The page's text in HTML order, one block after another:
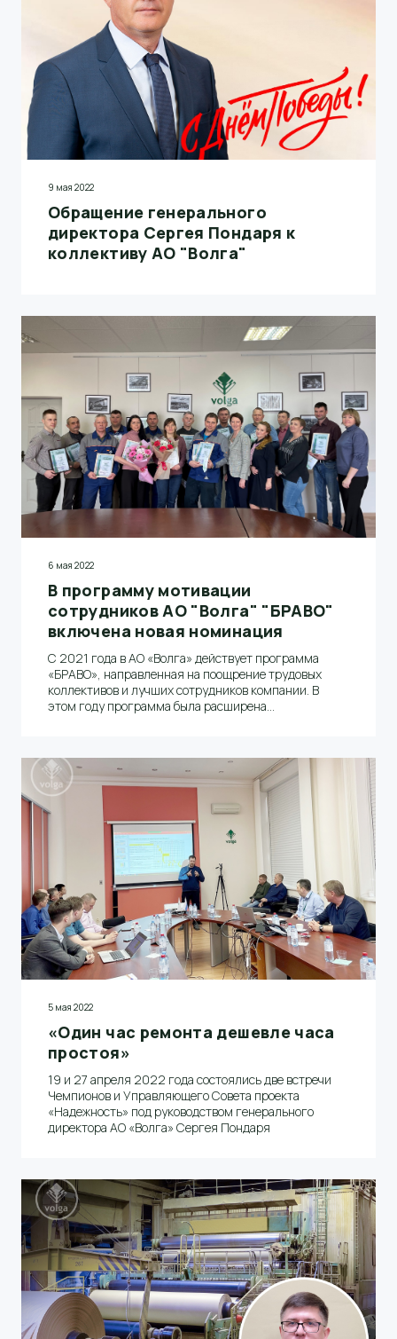
9 мая 2022
Обращение генерального
директора Сергея Пондаря к
коллективу АО "Волга"
6 мая 2022
В программу мотивации
сотрудников АО "Волга" "БРАВО"
включена новая номинация
С 2021 года в АО «Волга» действует программа
«БРАВО», направленная на поощрение трудовых
коллективов и лучших сотрудников компании. В
этом году программа была расширена
5 мая 2022
«Один час ремонта дешевле часа
простоя»
19 и 27 апреля 2022 года состоялись две встречи
Чемпионов и Управляющего Совета проекта
«Надежность» под руководством генерального
директора АО «Волга» Сергея Пондаря